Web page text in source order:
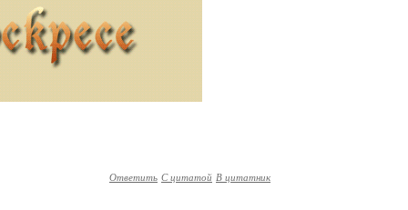
Ответить С цитатой В цитатник